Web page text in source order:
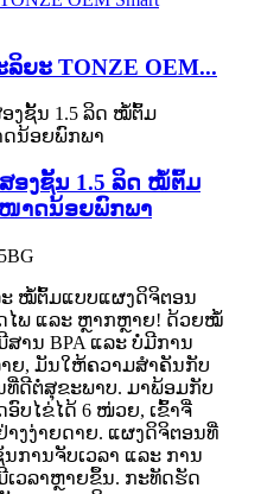
ຍະ TONZE OEM...
ອງຊັ້ນ 1.5 ລິດ ໝໍ້ຕົ້ມ
າດນ້ອຍພົກພາ
ໝໍ້ຕົ້ມແບບແຜງດິຈິຕອນ
ດໄພ ແລະ ຫຼາກຫຼາຍ! ດ້ວຍໝໍ້
ານ BPA ແລະ ບໍ່ມີການ
າຍ, ມັນໃຫ້ຄວາມສຳຄັນກັບ
ທີ່ດີຕໍ່ສຸຂະພາບ. ມາພ້ອມກັບ
ບໄຂ່ໄດ້ 6 ໜ່ວຍ, ເຂົ້າຈີ່
ງງ່າຍດາຍ. ແຜງດິຈິຕອນທີ່
ການຈັບເວລາ ແລະ ການ
ເວລາຫຼາຍຂຶ້ນ. ກະທັດຮັດ